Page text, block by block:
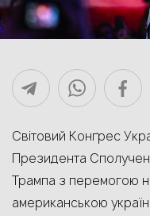
Світовий Конґрес
Президента
Трампа з перемогою
американською